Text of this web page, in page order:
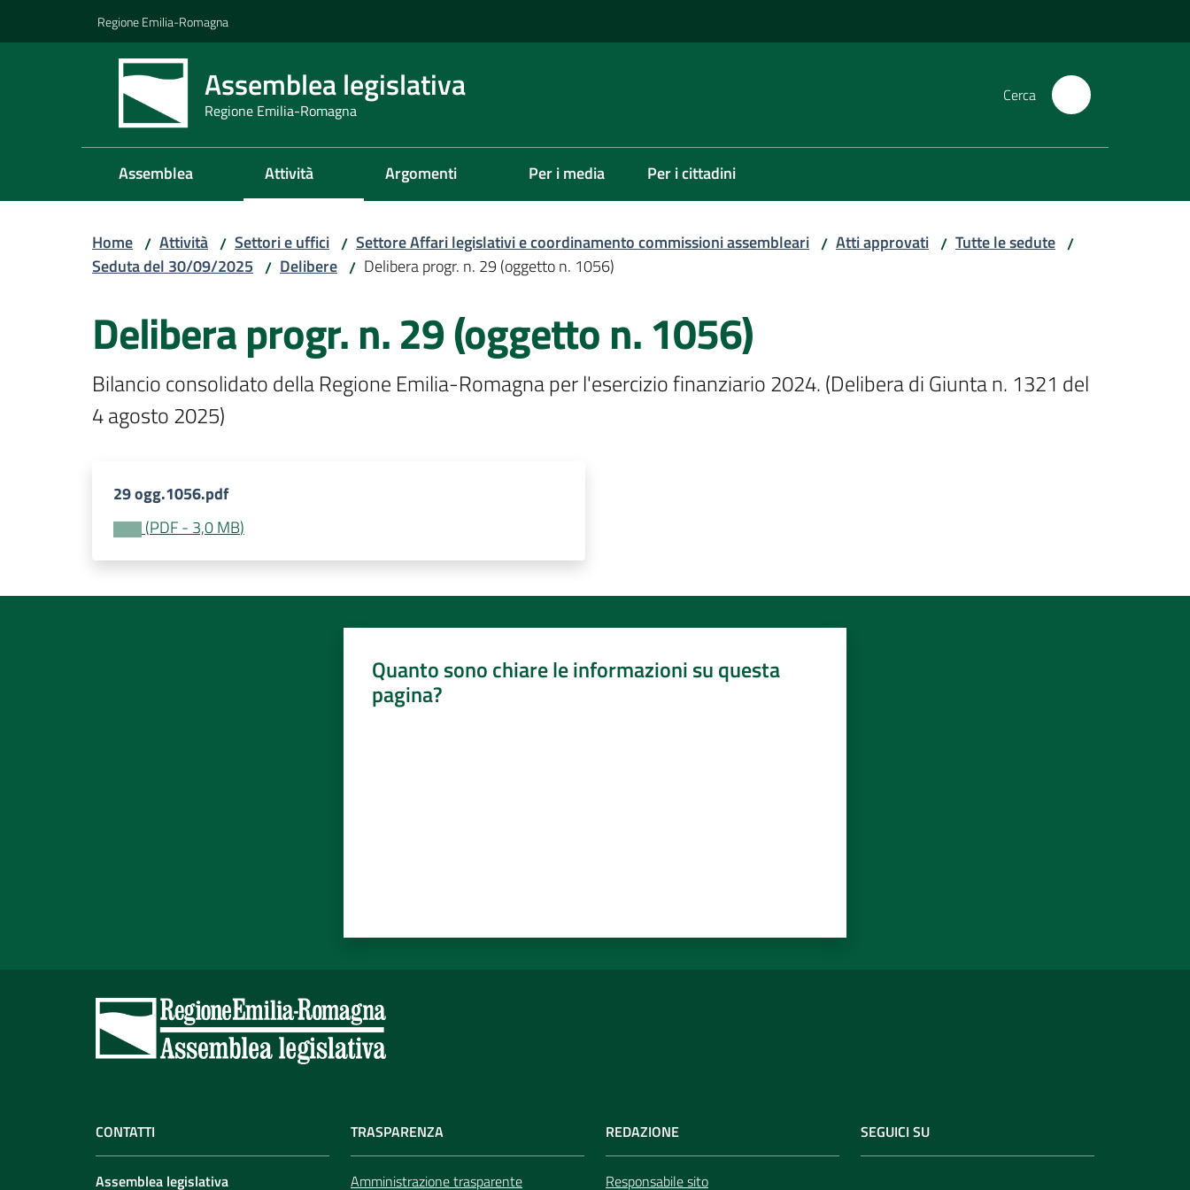
Regione Emilia-Romagna
Assemblea legislativa
Regione Emilia-Romagna
Cerca
Assemblea Attività Argomenti Per i media Per i cittadini
Home / Attività / Settori e uffici / Settore Affari legislativi e coordinamento commissioni assembleari / Atti approvati / Tutte le sedute /
Seduta del 30/09/2025 / Delibere / Delibera progr. n. 29 (oggetto n. 1056)
Delibera progr. n. 29 (oggetto n. 1056)
Bilancio consolidato della Regione Emilia-Romagna per l'esercizio finanziario 2024. (Delibera di Giunta n. 1321 del
4 agosto 2025)
29 ogg.1056.pdf
(PDF- 3,0 MB)
Quanto sono chiare le informazioni su questa
pagina?
CONTATTI
Assemblea legislativa
TRASPARENZA
Amministrazione trasparente
REDAZIONE
Responsabile sito
SEGUICI SU